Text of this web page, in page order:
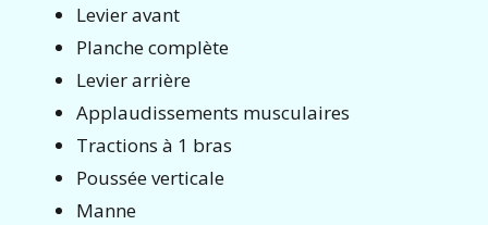
Levier avant
Planche complète
Levier arrière
Applaudissements musculaires
Tractions à 1 bras
Poussée verticale
Manne